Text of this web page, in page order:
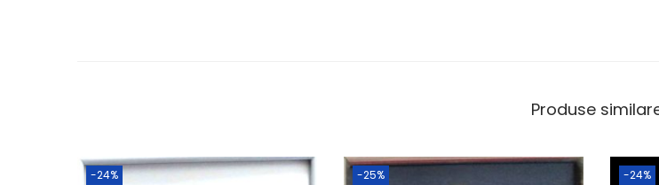
Produse
-24% -25% -24%